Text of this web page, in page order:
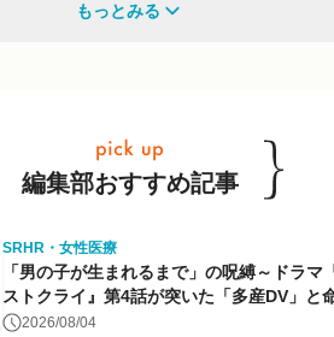
もっとみる
編集部おすすめ記事
SRHR・女性医療
「男の子が生まれるまで」の呪縛～ドラマ
ストクライ』第4話が突いた「多産DV」と
トロール～
2026/08/04